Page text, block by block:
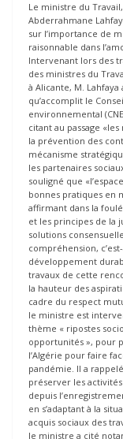
Le ministre du
Abderrahmane
sur l’importance de
raisonnable dans
Intervenant lors des
des ministres du
à Alicante, M.
qu’accomplit le
environnemental
citant au passage
la prévention des
mécanisme
les partenaires
souligné que
bonnes pratiques en
affirmant dans la
et les principes de la
solutions
compréhension,
développement
travaux de cette
la hauteur des
cadre du respect
le ministre est
thème « ripostes
opportunités », pour
l’Algérie pour faire
pandémie. Il a
préserver les
depuis
en s’adaptant à la
acquis sociaux des
le ministre a cité